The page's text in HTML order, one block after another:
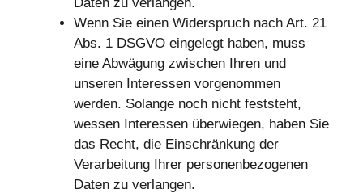
Wenn Sie einen Widerspruch nach Art. 21
Abs. 1 DSGVO eingelegt haben, muss
eine Abwägung zwischen Ihren und
unseren Interessen vorgenommen
werden. Solange noch nicht feststeht,
wessen Interessen überwiegen, haben Sie
das Recht, die Einschränkung der
Verarbeitung Ihrer personenbezogenen
Daten zu verlangen.